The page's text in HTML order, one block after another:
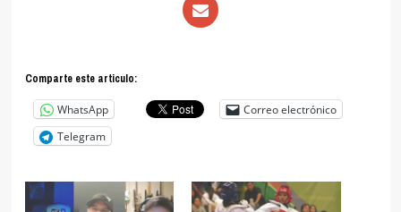
Comparte este articulo:
WhatsApp
Correo electrónico
Telegram